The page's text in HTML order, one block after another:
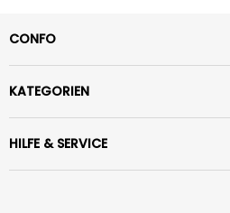
CONFO
KATEGORIEN
HILFE & SERVICE